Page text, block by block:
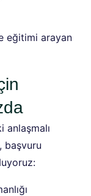
eğitimi arayan
anlaşmalı
başvuru